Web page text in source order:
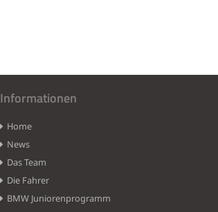
Informationen
Home
News
Das Team
Die Fahrer
BMW Juniorenprogramm